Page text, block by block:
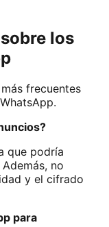
los
frecuentes
que podría
no
y el cifrado
para